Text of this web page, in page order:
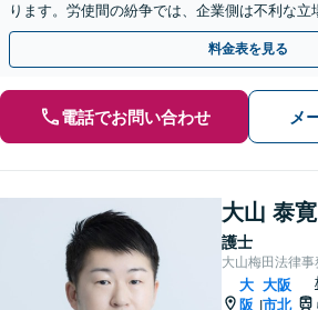
ります。労使間の紛争では、企業側は不利な立
切な対応が必要です。お早めに弁護士にご相談
料金表を見る
電話でお問い合わせ メ
大山 泰寛
護士
大山梅田法律事
大
阪 |
大阪
市北